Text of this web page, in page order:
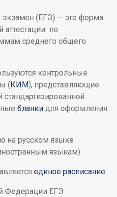
экзамен (ЕГЭ) — это форма
аттестации по
среднего общего
контрольные
( КИМ), представляющие
бланки для оформления
на русском языке
языкам).
единое расписание.
Федерации ЕГЭ